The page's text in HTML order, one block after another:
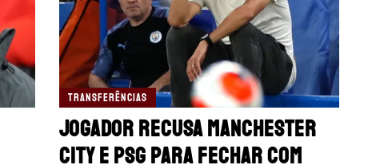
TRANSFERÊNCIAS
Jogador recusa Manchester
City e PSG para fechar com